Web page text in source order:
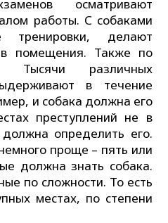
осматривают
работы. С собаками
тренировки, делают
в помещения. Также по
Тысячи различных
в течение
и собака должна его
преступлений не в
определить его.
проще – пять или
должна знать собака.
по сложности. То есть
местах, по степени